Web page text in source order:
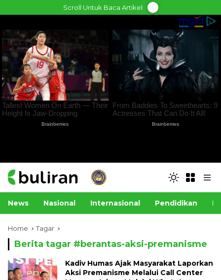
to
Scroll Untuk Baca Artikel
News Nasional Internasional Pendidikan
Home Tagar
Berita tagar #berantas-aksi-premanisme
Kadiv Humas Ajak Masyarakat Laporkan
Aksi Premanisme Melalui Call Center